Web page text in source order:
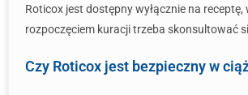
Roticox jest dostępny wyłącznie na receptę,
rozpoczęciem kuracji trzeba skonsultować
Czy Roticox jest bezpieczny w